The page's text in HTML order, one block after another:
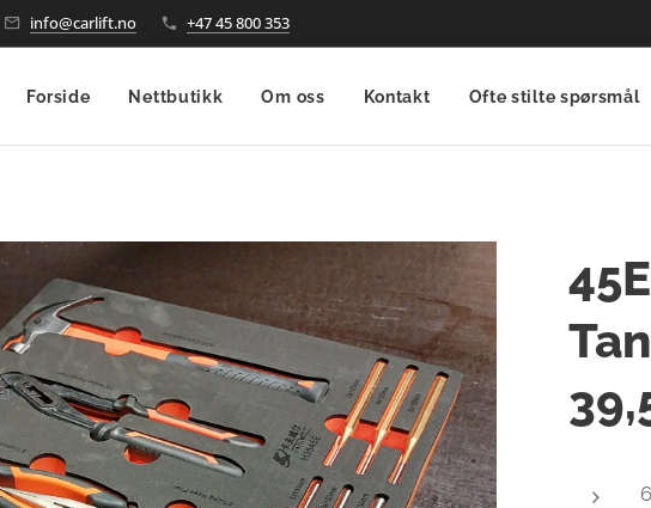
info@carlift.no +47 45 800 353
Forside Nettbutikk Om oss Kontakt Ofte stilte spørsmål